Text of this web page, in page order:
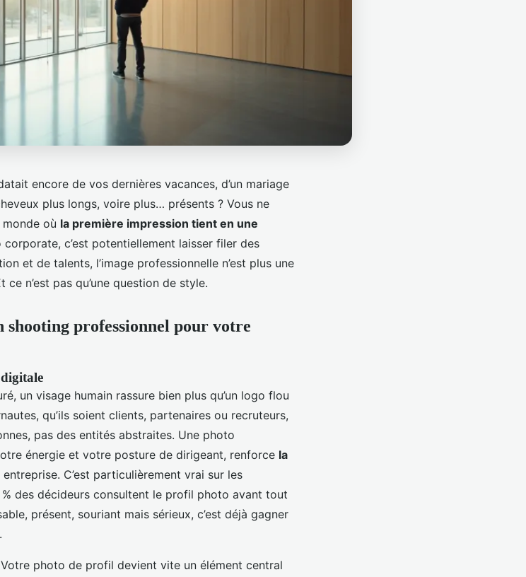
encore de vos dernières vacances, d’un mariage
plus longs, voire plus… présents ? Vous ne
où la première impression tient en une
c’est potentiellement laisser filer des
et de talents, l’image professionnelle n’est plus une
n’est pas qu’une question de style.
shooting professionnel pour votre
un visage humain rassure bien plus qu’un logo flou
qu’ils soient clients, partenaires ou recruteurs,
pas des entités abstraites. Une photo
énergie et votre posture de dirigeant, renforce la
C’est particulièrement vrai sur les
des décideurs consultent le profil photo avant tout
présent, souriant mais sérieux, c’est déjà gagner
photo de profil devient vite un élément central